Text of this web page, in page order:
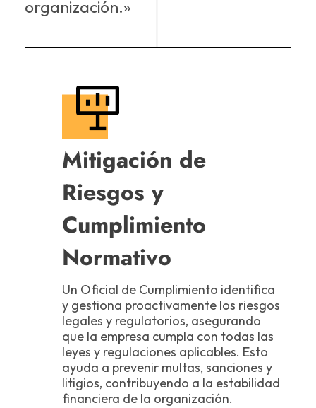
organización.»
Mitigación de
Riesgos y
Cumplimiento
Normativo
Un Oficial de Cumplimiento identifica
y gestiona proactivamente los riesgos
legales y regulatorios, asegurando
que la empresa cumpla con todas las
leyes y regulaciones aplicables. Esto
ayuda a prevenir multas, sanciones y
litigios, contribuyendo a la estabilidad
financiera de la organización.